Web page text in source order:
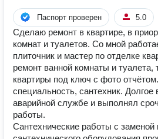
Паспорт проверен 5.0
Сделаю ремонт в квартире, в
комнат и туалетов. Со мной
плиточник и мастер по отделке
ремонт ванной комнаты и туалета,
квартиры под ключ с фото
специальность, сантехник. Долгое
аварийной службе и выполнял
работы.
Сантехнические работы с заменой